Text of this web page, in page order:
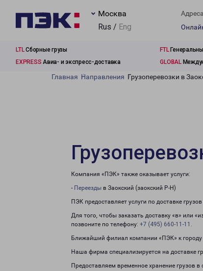
Москва
Rus / Eng
Адреса
LTLСборные грузы FTL
EXPRESS Авиа- и экспресс-доставка GLOBAL
Главная Направления Грузоперевозки в
Компания «ПЭК» также оказывает услуги:
- Переезды в Заокский (заокский Р-Н)
ПЭК предоставляет услуги по доставке
Для того, чтобы заказать доставку «в» или
позвоните по телефону: +7 (495) 660-11-11 .
Ближайший филиал компании «ПЭК» к городу
Наша фирма специализируется на доставке
Предоставляем временное хранение грузов